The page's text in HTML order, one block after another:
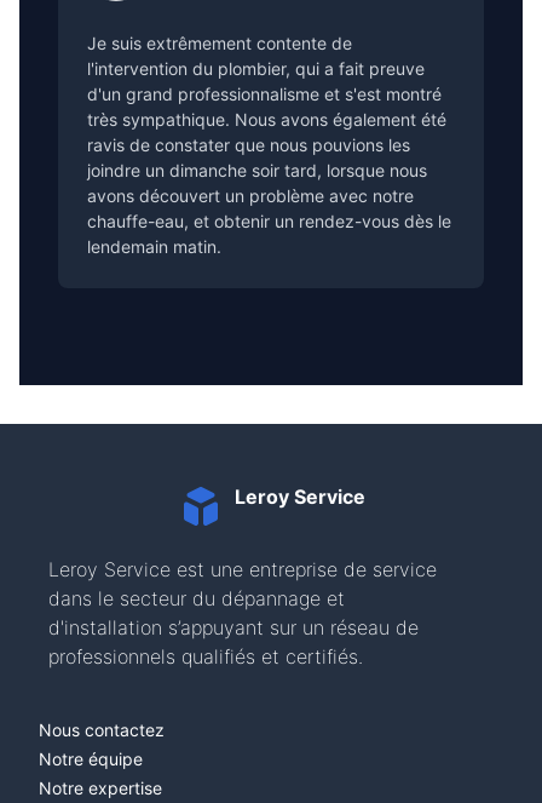
Je suis extrêmement contente de
l'intervention du plombier, qui a fait preuve
d'un grand professionnalisme et s'est montré
très sympathique. Nous avons également été
ravis de constater que nous pouvions les
joindre un dimanche soir tard, lorsque nous
avons découvert un problème avec notre
chauffe-eau, et obtenir un rendez-vous dès le
lendemain matin.
Leroy Service
Leroy Service est une entreprise de service
dans le secteur du dépannage et
d'installation s’appuyant sur un réseau de
professionnels qualifiés et certifiés.
Nous contactez
Notre équipe
Notre expertise